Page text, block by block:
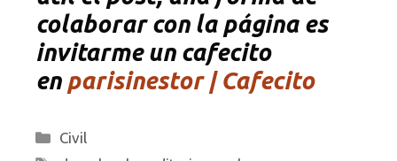
colaborar con la página es
invitarme un cafecito
en parisinestor | Cafecito
Categorías
Civil